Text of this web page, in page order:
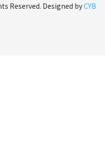
Reserved. Designed byCYB